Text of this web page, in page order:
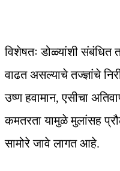
विशेषतः डोळ्यांशी संबंधित
वाढत असल्याचे तज्ज्ञांचे
उष्ण हवामान, एसीचा
कमतरता यामुळे मुलांसह
सामोरे जावे लागत आहे.